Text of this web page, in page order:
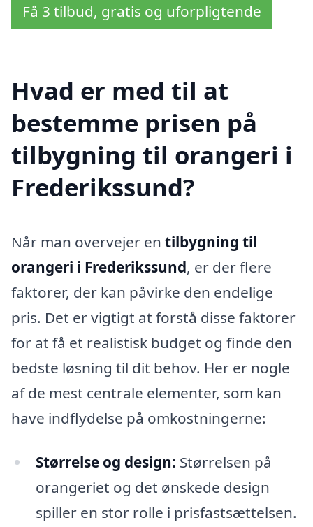
Få 3 tilbud, gratis og uforpligtende
Hvad er med til at
bestemme prisen på
tilbygning til orangeri i
Frederikssund?
Når man overvejer en tilbygning til
orangeri i Frederikssund, er der flere
faktorer, der kan påvirke den endelige
pris. Det er vigtigt at forstå disse faktorer
for at få et realistisk budget og finde den
bedste løsning til dit behov. Her er nogle
af de mest centrale elementer, som kan
have indflydelse på omkostningerne:
Størrelse og design: Størrelsen på
orangeriet og det ønskede design
spiller en stor rolle i prisfastsættelsen.